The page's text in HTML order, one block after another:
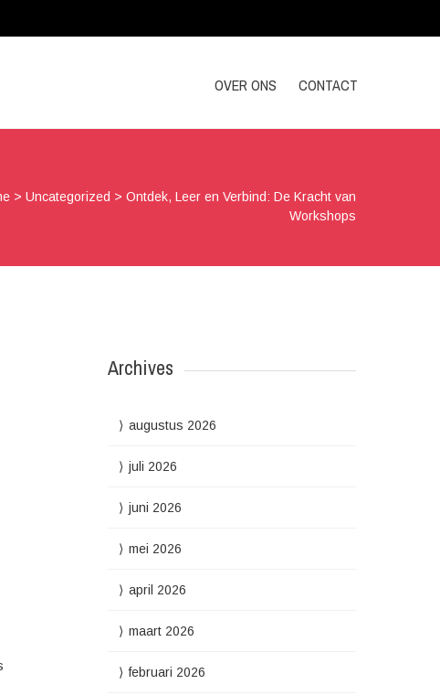
OVER ONS CONTACT
>Uncategorized >Ontdek, Leer en Verbind: De Kracht van
Workshops
Archives
augustus 2026
juli 2026
juni 2026
mei 2026
april 2026
maart 2026
februari 2026